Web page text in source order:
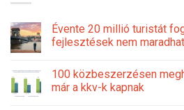
Évente 20 millió turistát
fejlesztések nem
100 közbeszerzésen
már a kkv-k kapnak